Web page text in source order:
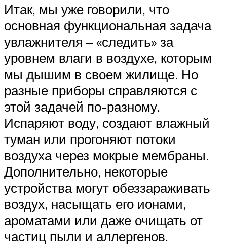
Итак, мы уже говорили, что
основная функциональная задача
увлажнителя – «следить» за
уровнем влаги в воздухе, которым
мы дышим в своем жилище. Но
разные приборы справляются с
этой задачей по-разному.
Испаряют воду, создают влажный
туман или прогоняют потоки
воздуха через мокрые мембраны.
Дополнительно, некоторые
устройства могут обеззараживать
воздух, насыщать его ионами,
ароматами или даже очищать от
частиц пыли и аллергенов.